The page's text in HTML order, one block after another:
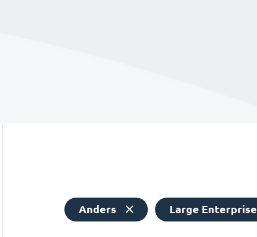
Anders Large Enterprise